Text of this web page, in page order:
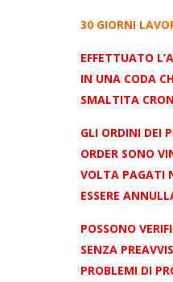
30 GIORNI
EFFETTUATO
IN UNA CODA
SMALTITA
GLI ORDINI DEI
ORDER SONO
VOLTA PAGATI
ESSERE
POSSONO
SENZA
PROBLEMI DI